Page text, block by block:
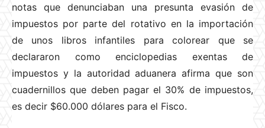
notas que denunciaban una presunta evasión de
impuestos por parte del rotativo en la importación
de unos libros infantiles para colorear que se
declararon como enciclopedias exentas de
impuestos y la autoridad aduanera afirma que son
cuadernillos que deben pagar el 30% de impuestos,
es decir $60.000 dólares para el Fisco.